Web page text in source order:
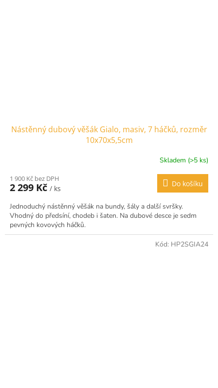
Nástěnný dubový věšák Gialo, masiv, 7 háčků, rozměr
10x70x5,5cm
Skladem (>5 ks)
1 900 Kč bez DPH
2 299 Kč / ks
Do košíku
Jednoduchý nástěnný věšák na bundy, šály a další svršky.
Vhodný do předsíní, chodeb i šaten. Na dubové desce je sedm
pevných kovových háčků.
Kód: HP2SGIA24